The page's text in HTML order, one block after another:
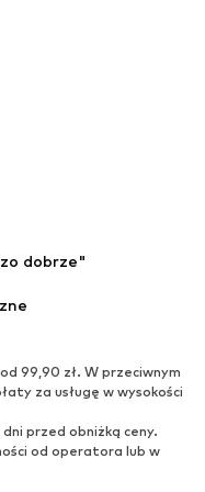
dobrze"
99,90 zł. W przeciwnym
za usługę w wysokości
przed obniżką ceny.
od operatora lub w